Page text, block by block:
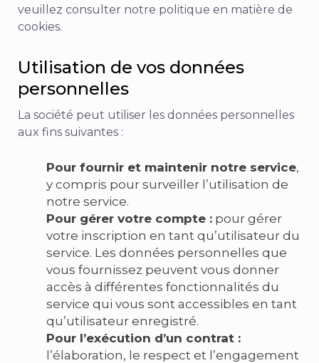
veuillez consulter notre politique en matière de
cookies.
Utilisation de vos données
personnelles
La société peut utiliser les données personnelles
aux fins suivantes :
Pour fournir et maintenir notre service,
y compris pour surveiller l’utilisation de
notre service.
Pour gérer votre compte : pour gérer
votre inscription en tant qu’utilisateur du
service. Les données personnelles que
vous fournissez peuvent vous donner
accès à différentes fonctionnalités du
service qui vous sont accessibles en tant
qu’utilisateur enregistré.
Pour l’exécution d’un contrat :
l’élaboration, le respect et l’engagement